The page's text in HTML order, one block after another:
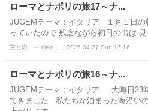
ローマとナポリの旅17～ナ...
JUGEMテーマ：イタリア １月１日
っていたので 残念ながら初日の出は
空と海 ～ cielo ... | 2025.04.27 Sun 17:16
ローマとナポリの旅16～ナ...
JUGEMテーマ：イタリア 大晦日23
てきました 私たちが泊まった海沿い